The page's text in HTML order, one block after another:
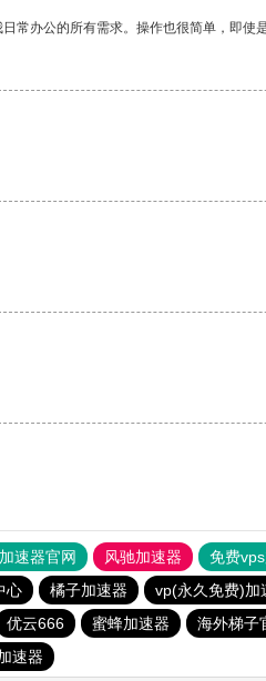
常办公的所有需求。操作也很简单，即使
速器官网 风驰加速器 免费
心 橘子加速器 vp(永久免费)加
优云666 蜜蜂加速器 海外梯子
速器